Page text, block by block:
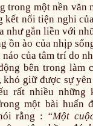
trong một nền văn
kết nối tiện nghi
như gắn liền với
ồn ào của nhịp
của tâm trí do
bên trong làm
giữ được sự
rất nhiều những
một bài huấn
rằng : “Một